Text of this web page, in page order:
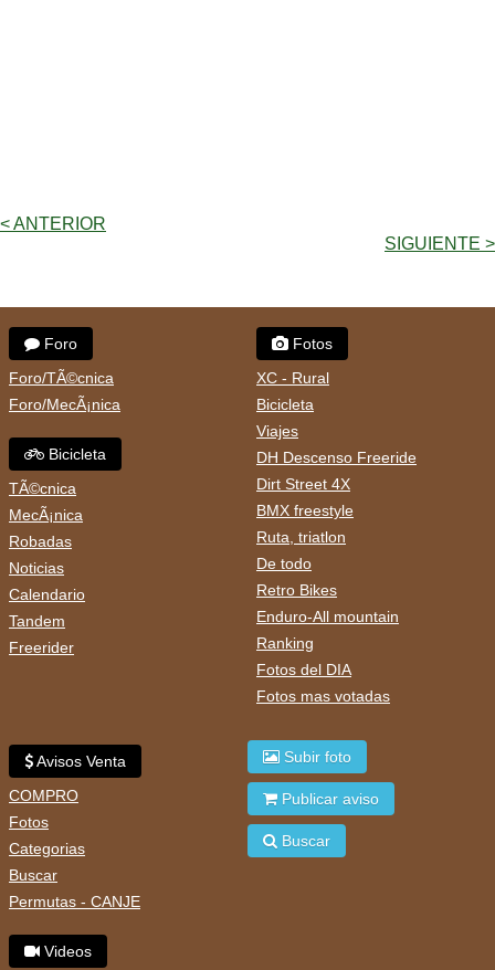
< ANTERIOR
SIGUIENTE >
Foro
Foro/TÃ©cnica
Foro/MecÃ¡nica
Bicicleta
TÃ©cnica
MecÃ¡nica
Robadas
Noticias
Calendario
Tandem
Freerider
Fotos
XC - Rural
Bicicleta
Viajes
DH Descenso Freeride
Dirt Street 4X
BMX freestyle
Ruta, triatlon
De todo
Retro Bikes
Enduro-All mountain
Ranking
Fotos del DIA
Fotos mas votadas
Avisos Venta
COMPRO
Fotos
Categorias
Buscar
Permutas - CANJE
Videos
Subir foto
Publicar aviso
Buscar